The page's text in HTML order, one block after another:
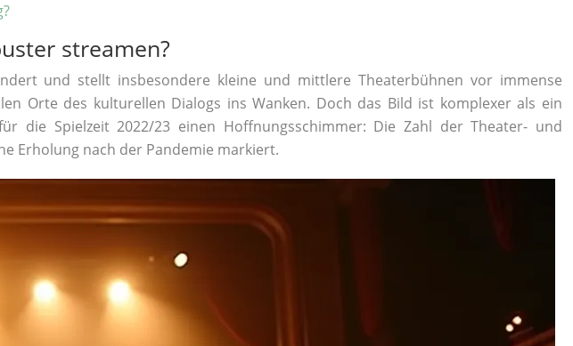
streamen?
und stellt insbesondere kleine und mittlere Theaterbühnen vor immense
Orte des kulturellen Dialogs ins Wanken. Doch das Bild ist komplexer als ein
die Spielzeit 2022/23 einen Hoffnungsschimmer: Die Zahl der Theater- und
Erholung nach der Pandemie markiert.